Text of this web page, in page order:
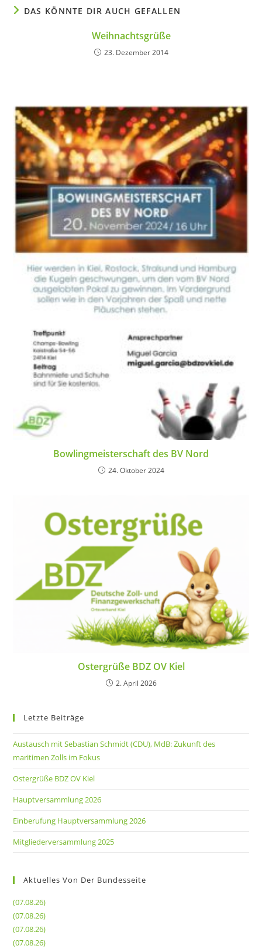
DAS KÖNNTE DIR AUCH GEFALLEN
Weihnachtsgrüße
23. Dezember 2014
Bowlingmeisterschaft des BV Nord
24. Oktober 2024
Ostergrüße BDZ OV Kiel
2. April 2026
Letzte Beiträge
Austausch mit Sebastian Schmidt (CDU), MdB: Zukunft des
maritimen Zolls im Fokus
Ostergrüße BDZ OV Kiel
Hauptversammlung 2026
Einberufung Hauptversammlung 2026
Mitgliederversammlung 2025
Aktuelles Von Der Bundesseite
(07.08.26)
(07.08.26)
(07.08.26)
(07.08.26)